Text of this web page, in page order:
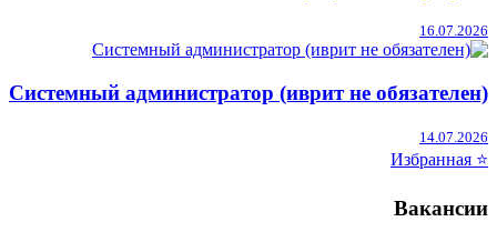
16.07.2026
Системный администратор (иврит не обязателен)
14.07.2026
⭐ Избранная
Вакансии